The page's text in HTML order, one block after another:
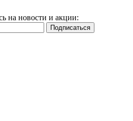
на новости и акции: